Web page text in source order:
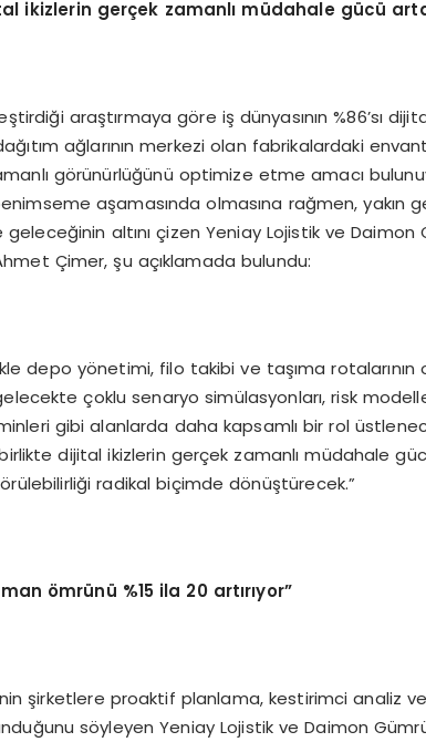
ikizlerin gerçek zamanlı müdahale gücü
araştırmaya göre iş dünyasının %86’sı
ağlarının merkezi olan fabrikalardaki
görünürlüğünü optimize etme amacı
aşamasında olmasına rağmen, yakın
altını çizen Yeniay Lojistik ve Daimon
Çimer, şu açıklamada bulundu:
depo yönetimi, filo takibi ve taşıma
çoklu senaryo simülasyonları, risk
gibi alanlarda daha kapsamlı bir rol
dijital ikizlerin gerçek zamanlı müdahale
radikal biçimde dönüştürecek.”
ömrünü %15 ila 20 artırıyor”
şirketlere proaktif planlama, kestirimci analiz
söyleyen Yeniay Lojistik ve Daimon